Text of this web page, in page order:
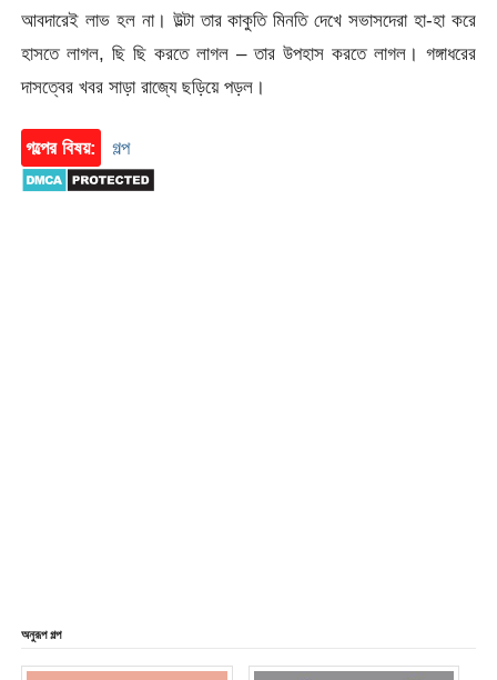
আবদারেই লাভ হল না। উল্টা তার কাকুতি মিনতি দেখে সভাসদেরা হা-হা করে
হাসতে লাগল, ছি ছি করতে লাগল – তার উপহাস করতে লাগল। গঙ্গাধরের
দাসত্বের খবর সাড়া রাজ্যে ছড়িয়ে পড়ল।
গল্পের বিষয়: গল্প
অনুরূপ গল্প